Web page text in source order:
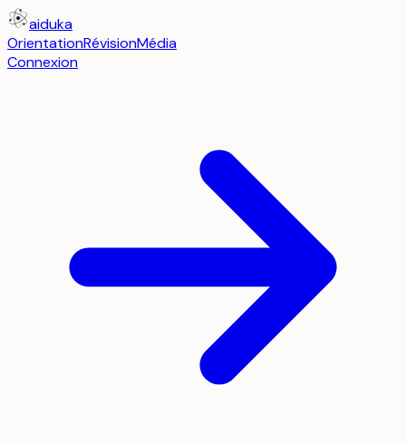
aiduka
OrientationRévisionMédia
Connexion